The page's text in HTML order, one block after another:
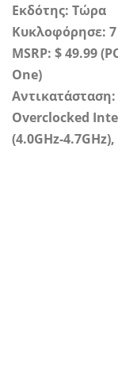
Εκδότης: Τώρα
Κυκλοφόρησε:
MSRP: $ 49.99
One)
Overclocked
(4.0GHz-